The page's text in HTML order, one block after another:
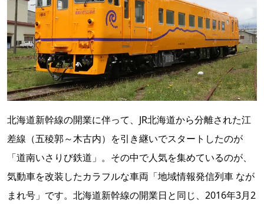
北海道新幹線の開業に伴って、JR北海道から分離された江
差線（五稜郭～木古内）を引き継いでスタートしたのが
「道南いさりび鉄道」。その中で人気を集めているのが、
気動車を改装したカラフルな車両「地域情報発信列車 なが
まれ号」です。北海道新幹線の開業日と同じ、2016年3月2